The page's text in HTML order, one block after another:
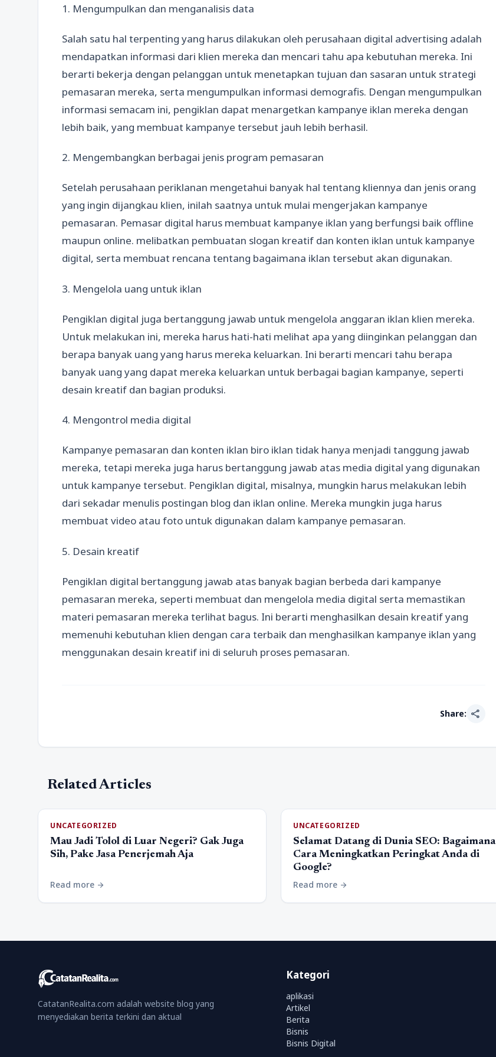
1. Mengumpulkan dan menganalisis data
Salah satu hal terpenting yang harus dilakukan oleh perusahaan digital advertising adalah
mendapatkan informasi dari klien mereka dan mencari tahu apa kebutuhan mereka. Ini
berarti bekerja dengan pelanggan untuk menetapkan tujuan dan sasaran untuk strategi
pemasaran mereka, serta mengumpulkan informasi demografis. Dengan mengumpulkan
informasi semacam ini, pengiklan dapat menargetkan kampanye iklan mereka dengan
lebih baik, yang membuat kampanye tersebut jauh lebih berhasil.
2. Mengembangkan berbagai jenis program pemasaran
Setelah perusahaan periklanan mengetahui banyak hal tentang kliennya dan jenis orang
yang ingin dijangkau klien, inilah saatnya untuk mulai mengerjakan kampanye
pemasaran. Pemasar digital harus membuat kampanye iklan yang berfungsi baik offline
maupun online. melibatkan pembuatan slogan kreatif dan konten iklan untuk kampanye
digital, serta membuat rencana tentang bagaimana iklan tersebut akan digunakan.
3. Mengelola uang untuk iklan
Pengiklan digital juga bertanggung jawab untuk mengelola anggaran iklan klien mereka.
Untuk melakukan ini, mereka harus hati-hati melihat apa yang diinginkan pelanggan dan
berapa banyak uang yang harus mereka keluarkan. Ini berarti mencari tahu berapa
banyak uang yang dapat mereka keluarkan untuk berbagai bagian kampanye, seperti
desain kreatif dan bagian produksi.
4. Mengontrol media digital
Kampanye pemasaran dan konten iklan biro iklan tidak hanya menjadi tanggung jawab
mereka, tetapi mereka juga harus bertanggung jawab atas media digital yang digunakan
untuk kampanye tersebut. Pengiklan digital, misalnya, mungkin harus melakukan lebih
dari sekadar menulis postingan blog dan iklan online. Mereka mungkin juga harus
membuat video atau foto untuk digunakan dalam kampanye pemasaran.
5. Desain kreatif
Pengiklan digital bertanggung jawab atas banyak bagian berbeda dari kampanye
pemasaran mereka, seperti membuat dan mengelola media digital serta memastikan
materi pemasaran mereka terlihat bagus. Ini berarti menghasilkan desain kreatif yang
memenuhi kebutuhan klien dengan cara terbaik dan menghasilkan kampanye iklan yang
menggunakan desain kreatif ini di seluruh proses pemasaran.
Share: share
Related Articles
UNCATEGORIZED
Mau Jadi Tolol di Luar Negeri? Gak Juga
Sih, Pake Jasa Penerjemah Aja
Read more arrow_forward
UNCATEGORIZED
Selamat Datang di Dunia SEO: Bagaimana
Cara Meningkatkan Peringkat Anda di
Google?
Read more arrow_forward
CatatanRealita.com adalah website blog yang
menyediakan berita terkini dan aktual
Kategori
aplikasi
Artikel
Berita
Bisnis
Bisnis Digital